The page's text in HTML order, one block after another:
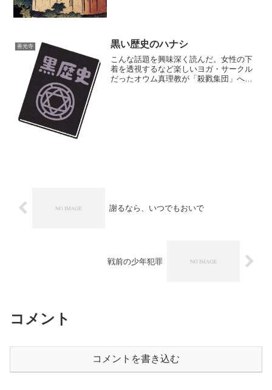
善光寺 黒い歴史のハナシ
こんな話題を興味深く読んだ。女性の下
着を透視するなど楽しいヨガ・サークル
だったオウム真理教が「殺戮集団」へと
謝るなら、いつでもおいで
戦前の少年犯罪
コメント
コメントを書き込む